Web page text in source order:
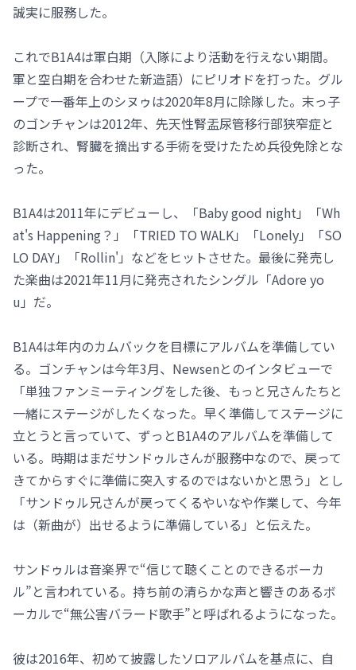
誠実に服務した。
これでB1A4は軍白期（入隊により活動を行えない期間。
軍と空白期を合わせた新造語）にピリオドを打った。グル
ープで一番年上のシヌゥは2020年8月に除隊した。末っ子
のゴンチャンは2012年、先天性腎盂尿管移行部狭窄症と
診断され、腎臓を摘出する手術を受けたため兵役免除とな
った。
B1A4は2011年にデビューし、「Baby good night」「Wh
at's Happening？」「TRIED TO WALK」「Lonely」「SO
LO DAY」「Rollin'」などをヒットさせた。最後に発売し
た楽曲は2021年11月に発売されたシングル「Adore yo
u」だ。
B1A4は年内のカムバックを目標にアルバムを準備してい
る。ゴンチャンは今年3月、Newsenとのインタビューで
「単独ファンミーティングをした後、もっと兄さんたちと
一緒にステージがしたくなった。早く準備してステージに
立とうと言っていて、ずっとB1A4のアルバムを準備して
いる。時期はまだサンドゥルさんが服務中なので、戻って
きてからすぐに準備に突入するのではないかと思う」とし
「サンドゥル兄さんが戻ってくるやいなや作業して、今年
は（新曲が）出せるように準備している」と伝えた。
サンドゥルは音楽界で“信じて聴くことのできるボーカ
ル”と言われている。持ち前の清らかな声と響きのあるボ
ーカルで“無公害バラード歌手”と呼ばれるようになった。
彼は2016年、初めて披露したソロアルバムを基点に、自